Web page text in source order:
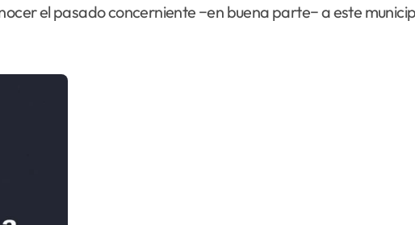
el pasado concerniente −en buena parte− a este